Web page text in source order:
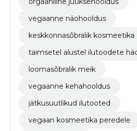
vegaanne näohooldus
keskkonnasõbralik kosmeetika
taimsetel alustel ilutoodete
loomasõbralik meik
vegaanne kehahooldus
jätkusuutlikud ilutooted
vegaan kosmeetika peredele